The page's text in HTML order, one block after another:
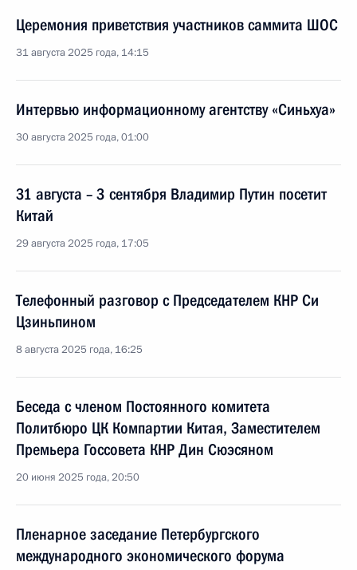
Церемония приветствия участников саммита ШОС
31 августа 2025 года, 14:15
Интервью информационному агентству «Cиньхуа»
30 августа 2025 года, 01:00
31 августа – 3 сентября Владимир Путин посетит
Китай
29 августа 2025 года, 17:05
Телефонный разговор с Председателем КНР Си
Цзиньпином
8 августа 2025 года, 16:25
Беседа с членом Постоянного комитета
Политбюро ЦК Компартии Китая, Заместителем
Премьера Госсовета КНР Дин Сюэсяном
20 июня 2025 года, 20:50
Пленарное заседание Петербургского
международного экономического форума